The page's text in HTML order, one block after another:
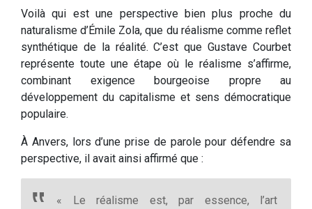
Voilà qui est une perspective bien plus proche du
naturalisme d’Émile Zola, que du réalisme comme reflet
synthétique de la réalité. C’est que Gustave Courbet
représente toute une étape où le réalisme s’affirme,
combinant exigence bourgeoise propre au
développement du capitalisme et sens démocratique
populaire.
À Anvers, lors d’une prise de parole pour défendre sa
perspective, il avait ainsi affirmé que :
« Le réalisme est, par essence, l’art